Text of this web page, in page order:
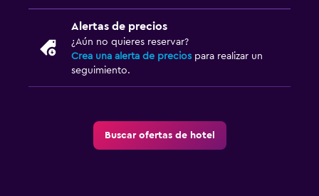
Alertas de precios
¿Aún no quieres reservar?
Crea una alerta de precios para realizar un
seguimiento.
Buscar ofertas de hotel